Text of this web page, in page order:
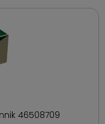
46508709